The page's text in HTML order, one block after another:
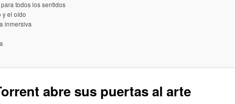
todos los sentidos
y el oído
inmersiva
abre sus puertas al arte